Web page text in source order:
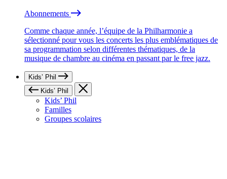
Abonnements
Comme chaque année, l’équipe de la Philharmonie a
sélectionné pour vous les concerts les plus emblématiques de
sa programmation selon différentes thématiques, de la
musique de chambre au cinéma en passant par le free jazz.
Kids’ Phil
Kids’ Phil
Kids’ Phil
Familles
Groupes scolaires